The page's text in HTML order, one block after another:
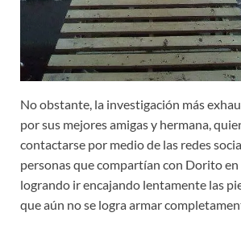
No obstante, la investigación más
por sus mejores amigas y hermana,
contactarse por medio de las redes
personas que compartían con Dorito
logrando ir encajando lentamente las
que aún no se logra armar